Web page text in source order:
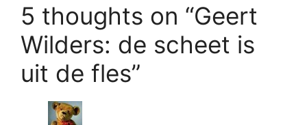
5 thoughts on “Geert
Wilders: de scheet is
uit de fles”